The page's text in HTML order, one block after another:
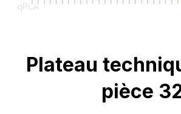
qPCR
Plateau
pièce